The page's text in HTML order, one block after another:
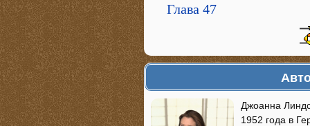
Глава 47
Джоанна
1952 года в